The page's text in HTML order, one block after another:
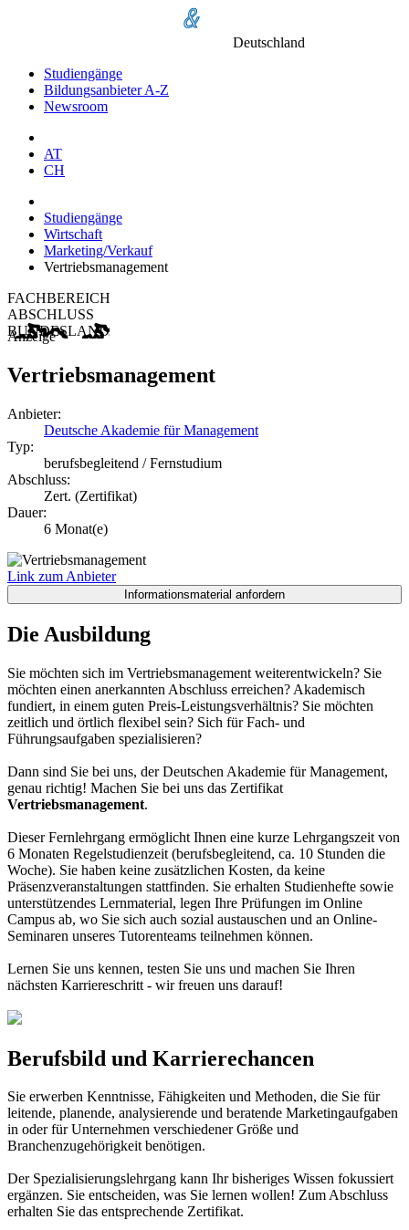
Deutschland
Studiengänge
Bildungsanbieter A-Z
Newsroom
AT
CH
Studiengänge
Wirtschaft
Marketing/Verkauf
Vertriebsmanagement
FACHBEREICH
ABSCHLUSS
BUNDESLAND
Anzeige
Vertriebsmanagement
Anbieter:
Deutsche Akademie für Management
Typ:
berufsbegleitend / Fernstudium
Abschluss:
Zert. (Zertifikat)
Dauer:
6 Monat(e)
Link zum Anbieter
Die Ausbildung
Sie möchten sich im Vertriebsmanagement weiterentwickeln? Sie
möchten einen anerkannten Abschluss erreichen? Akademisch
fundiert, in einem guten Preis-Leistungsverhältnis? Sie möchten
zeitlich und örtlich flexibel sein? Sich für Fach- und
Führungsaufgaben spezialisieren?
Dann sind Sie bei uns, der Deutschen Akademie für Management,
genau richtig! Machen Sie bei uns das Zertifikat
Vertriebsmanagement.
Dieser Fernlehrgang ermöglicht Ihnen eine kurze Lehrgangszeit von
6 Monaten Regelstudienzeit (berufsbegleitend, ca. 10 Stunden die
Woche). Sie haben keine zusätzlichen Kosten, da keine
Präsenzveranstaltungen stattfinden. Sie erhalten Studienhefte sowie
unterstützendes Lernmaterial, legen Ihre Prüfungen im Online
Campus ab, wo Sie sich auch sozial austauschen und an Online-
Seminaren unseres Tutorenteams teilnehmen können.
Lernen Sie uns kennen, testen Sie uns und machen Sie Ihren
nächsten Karriereschritt - wir freuen uns darauf!
Berufsbild und Karrierechancen
Sie erwerben Kenntnisse, Fähigkeiten und Methoden, die Sie für
leitende, planende, analysierende und beratende Marketingaufgaben
in oder für Unternehmen verschiedener Größe und
Branchenzugehörigkeit benötigen.
Der Spezialisierungslehrgang kann Ihr bisheriges Wissen fokussiert
ergänzen. Sie entscheiden, was Sie lernen wollen! Zum Abschluss
erhalten Sie das entsprechende Zertifikat.